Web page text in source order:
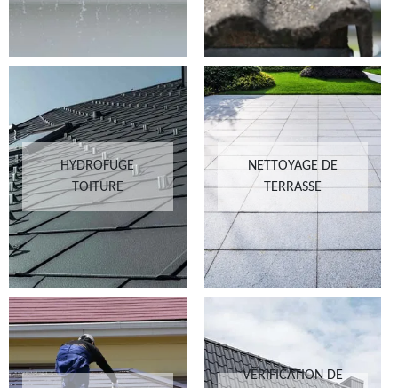
HYDROFUGE
TOITURE
NETTOYAGE DE
TERRASSE
VÉRIFICATION DE